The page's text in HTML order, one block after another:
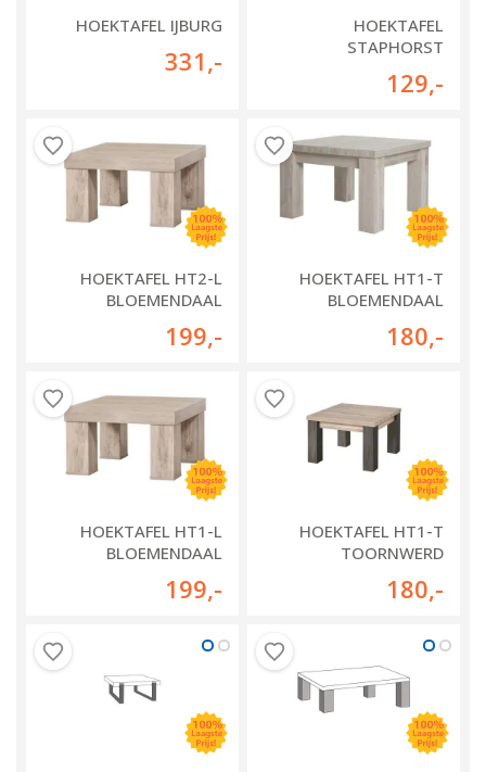
HOEKTAFEL IJBURG
331,-
HOEKTAFEL
STAPHORST
129,-
HOEKTAFEL HT2-L
BLOEMENDAAL
199,-
HOEKTAFEL HT1-T
BLOEMENDAAL
180,-
HOEKTAFEL HT1-L
BLOEMENDAAL
199,-
HOEKTAFEL HT1-T
TOORNWERD
180,-